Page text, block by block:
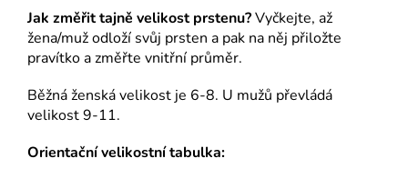
Jak změřit tajně velikost prstenu?Vyčkejte, až
žena/muž odloží svůj prsten a pak na něj přiložte
pravítko a změřte vnitřní průměr.
Běžná ženská velikost je 6-8. U mužů převládá
velikost 9-11.
Orientační velikostní tabulka: